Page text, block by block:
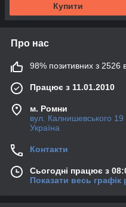
Купити
Про нас
98% позитивних з 2526
Працює з 11.01.2010
м. Ромни
вул. Калнишевського
Україна
Контакти
Сьогодні працює з
Показати весь графік